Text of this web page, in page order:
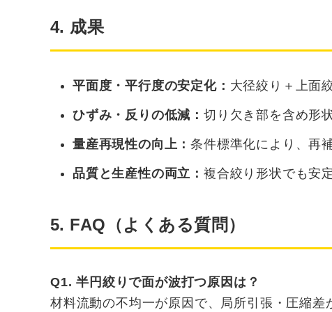
4. 成果
平面度・平行度の安定化： 大径絞り＋上面
ひずみ・反りの低減： 切り欠き部を含め形
量産再現性の向上：条件標準化により、再
品質と生産性の両立： 複合絞り形状でも安
5. FAQ（よくある質問）
Q1. 半円絞りで面が波打つ原因は？
材料流動の不均一が原因で、局所引張・圧縮差